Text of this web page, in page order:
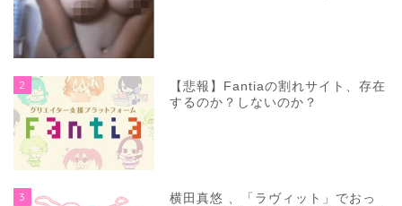
2
【悲報】Fantiaの割れサイト、存在
するのか？しないのか？
3
横田真悠 、「ラヴィット」でおっ